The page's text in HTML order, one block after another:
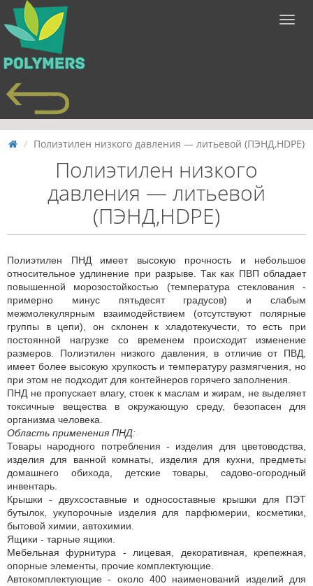
Полиэтилен низкого давления — литьевой (ПЭНД,HDPE)
Полиэтилен низкого
давления — литьевой
(ПЭНД,HDPE)
Полиэтилен ПНД имеет высокую прочность и небольшое
относительное удлинение при разрыве. Так как ПВП обладает
повышенной морозостойкостью (температура стеклования -
примерно минус пятьдесят градусов) и слабым
межмолекулярным взаимодействием (отсутствуют полярные
группы в цепи), он склонен к хладотекучести, то есть при
постоянной нагрузке со временем происходит изменение
размеров. Полиэтилен низкого давления, в отличие от ПВД,
имеет более высокую хрупкость и температуру размягчения, но
при этом не подходит для контейнеров горячего заполнения.
ПНД не пропускает влагу, стоек к маслам и жирам, не выделяет
токсичные вещества в окружающую среду, безопасен для
организма человека.
Область применения ПНД:
Товары народного потребления - изделия для цветоводства,
изделия для ванной комнаты, изделия для кухни, предметы
домашнего обихода, детские товары, садово-огородный
инвентарь.
Крышки - двухсоставные и односоставные крышки для ПЭТ
бутылок, укупорочные изделия для парфюмерии, косметики,
бытовой химии, автохимии.
Ящики - тарные ящики.
Мебельная фурнитура - лицевая, декоративная, крепежная,
опорные элементы, прочие комплектующие.
Автокомплектующие - около 400 наименований изделий для